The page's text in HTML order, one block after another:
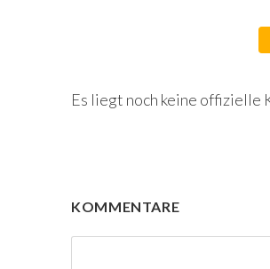
Es liegt noch keine offizielle
KOMMENTARE